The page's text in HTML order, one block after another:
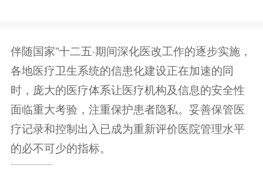
伴随国家”十二五·期间深化医改工作的逐步实施，
各地医疗卫生系统的信患化建设正在加速的同
时，庞大的医疗体系让医疗机构及信息的安全性
面临重大考验，注重保护患者隐私。妥善保管医
疗记录和控制出入已成为重新评价医院管理水平
的必不可少的指标。